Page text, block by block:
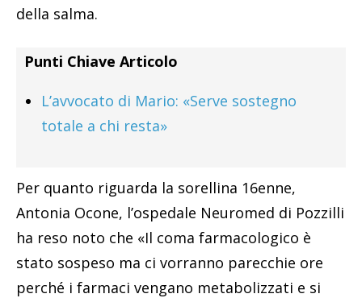
della salma.
Punti Chiave Articolo
L’avvocato di Mario: «Serve sostegno
totale a chi resta»
Per quanto riguarda la sorellina 16enne,
Antonia Ocone, l’ospedale Neuromed di Pozzilli
ha reso noto che «Il coma farmacologico è
stato sospeso ma ci vorranno parecchie ore
perché i farmaci vengano metabolizzati e si